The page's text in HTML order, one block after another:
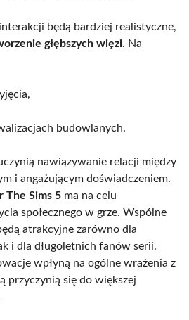
będą bardziej realistyczne,
głębszych więzi. Na
budowlanych.
nawiązywanie relacji między
i angażującym doświadczeniem.
The Sims 5 ma na celu
społecznego w grze. Wspólne
atrakcyjne zarówno dla
i dla długoletnich fanów serii.
wpłyną na ogólne wrażenia z
przyczynią się do większej